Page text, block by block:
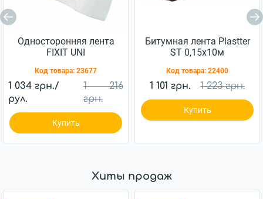
Односторонняя лента
FIXIT UNI
Код товара: 23677
1 034 грн./
рул.
1 216
грн.
Купить
Битумная лента Plastter
ST 0,15x10м
Код товара: 22400
1 101 грн. 1 223 грн.
Купить
Хиты продаж